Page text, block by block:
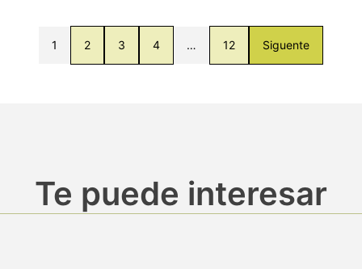
1 2 3 4 … 12 Siguente
Te puede interesar